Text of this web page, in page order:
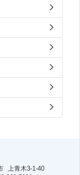
上青木3-1-40